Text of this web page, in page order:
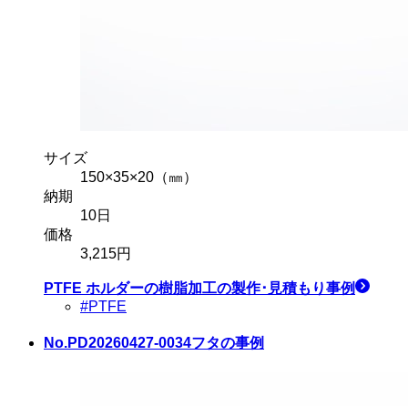
サイズ
150×35×20（㎜）
納期
10日
価格
3,215円
PTFE ホルダーの樹脂加工の製作･見積もり事例
#PTFE
No.PD20260427-0034フタの事例